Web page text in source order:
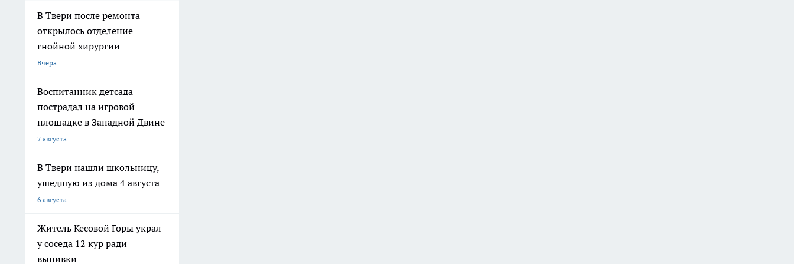
В Твери после ремонта
открылось отделение
гнойной хирургии
Вчера
Воспитанник детсада
пострадал на игровой
площадке в Западной Двине
7 августа
В Твери нашли школьницу,
ушедшую из дома 4 августа
6 августа
Житель Кесовой Горы украл
у соседа 12 кур ради
выпивки